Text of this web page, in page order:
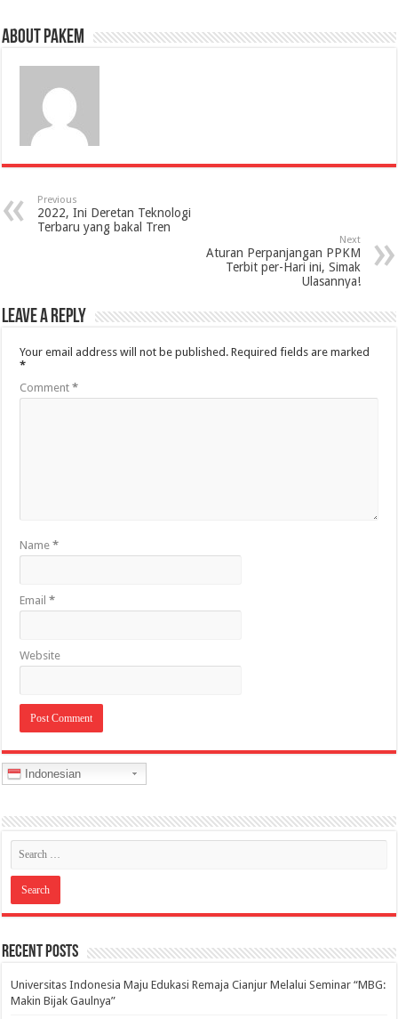
About pakem
Previous
2022, Ini Deretan Teknologi
Terbaru yang bakal Tren
Next
Aturan Perpanjangan PPKM
Terbit per-Hari ini, Simak
Ulasannya!
Leave a Reply
Your email address will not be published. Required fields are marked
*
Comment*
Name*
Email*
Website
Indonesian
Recent Posts
Universitas Indonesia Maju Edukasi Remaja Cianjur Melalui Seminar “MBG:
Makin Bijak Gaulnya”